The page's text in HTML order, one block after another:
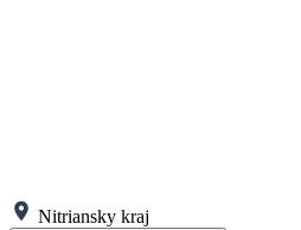
Nitriansky kraj